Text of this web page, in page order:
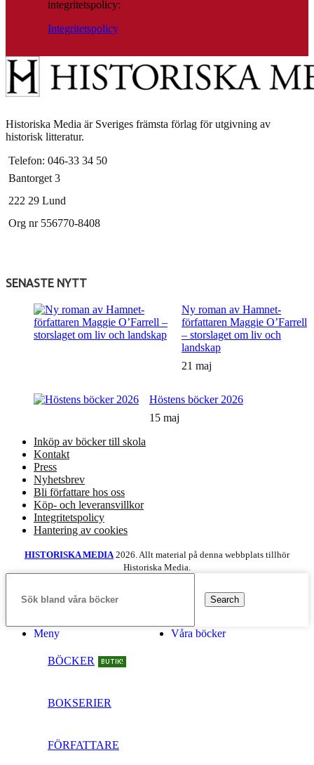
integritetspolicy:
Integritetspolicy
Historiska Media är Sveriges främsta förlag för utgivning av
historisk litteratur.
Telefon: 046-33 34 50
Bantorget 3
222 29 Lund
Org nr 556770-8408
SENASTE NYTT
Ny roman av Hamnet-
författaren Maggie O’Farrell
– storslaget om liv och
landskap
21 maj
Höstens böcker 2026
15 maj
Inköp av böcker till skola
Kontakt
Press
Nyhetsbrev
Bli författare hos oss
Köp- och leveransvillkor
Integritetspolicy
Hantering av cookies
HISTORISKA MEDIA 2026. Allt material på denna webbplats tillhör
Historiska Media.
Search
Meny Våra böcker
BÖCKER BUTIK!
BOKSERIER
FÖRFATTARE